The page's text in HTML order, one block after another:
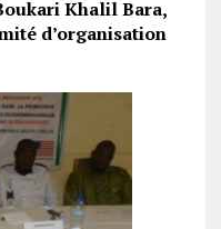
Khalil Bara,
d’organisation